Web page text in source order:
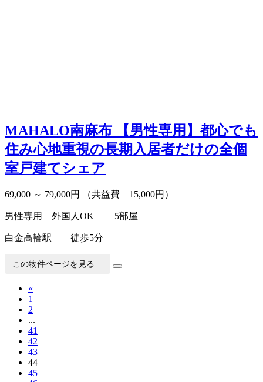
MAHALO南麻布 【男性専用】都心でも
住み心地重視の長期入居者だけの全個
室戸建てシェア
69,000 ～ 79,000円 （共益費 15,000円）
男性専用 外国人OK | 5部屋
白金高輪駅 徒歩5分
この物件ページを見る
«
1
2
...
41
42
43
44
45